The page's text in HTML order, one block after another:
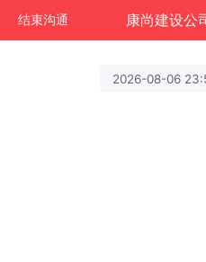
结束沟通 康尚建设公
2026-08-06